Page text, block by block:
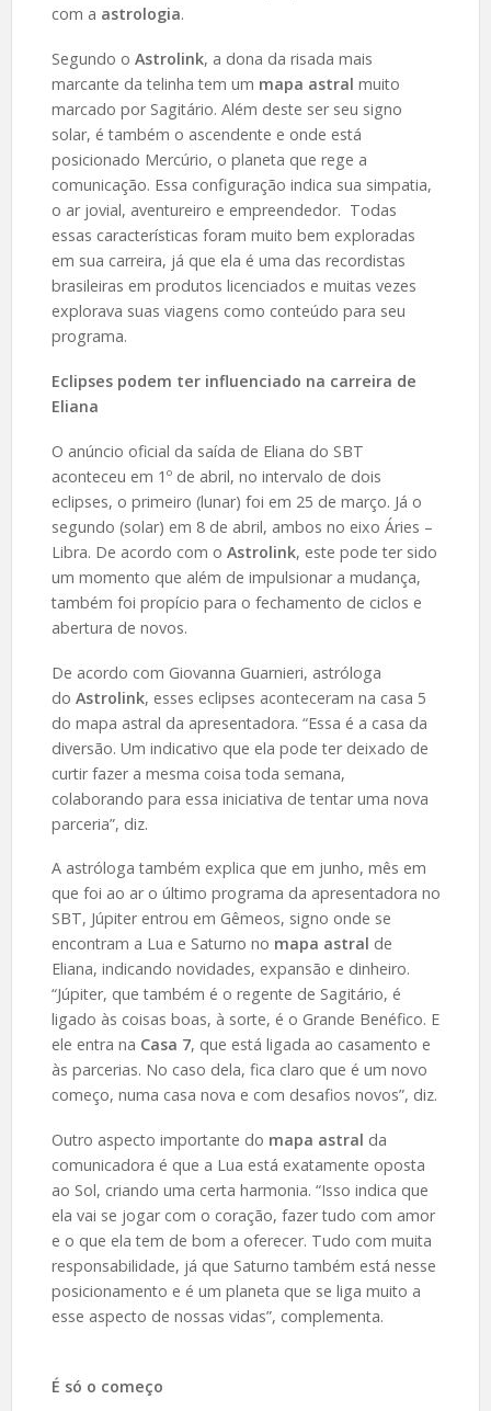
com a astrologia.
Segundo o Astrolink, a dona da risada mais
marcante da telinha tem um mapa astral muito
marcado por Sagitário. Além deste ser seu signo
solar, é também o ascendente e onde está
posicionado Mercúrio, o planeta que rege a
comunicação. Essa configuração indica sua simpatia,
o ar jovial, aventureiro e empreendedor. Todas
essas características foram muito bem exploradas
em sua carreira, já que ela é uma das recordistas
brasileiras em produtos licenciados e muitas vezes
explorava suas viagens como conteúdo para seu
programa.
Eclipses podem ter influenciado na carreira de
Eliana
O anúncio oficial da saída de Eliana do SBT
aconteceu em 1º de abril, no intervalo de dois
eclipses, o primeiro (lunar) foi em 25 de março. Já o
segundo (solar) em 8 de abril, ambos no eixo Áries –
Libra. De acordo com o Astrolink, este pode ter sido
um momento que além de impulsionar a mudança,
também foi propício para o fechamento de ciclos e
abertura de novos.
De acordo com Giovanna Guarnieri, astróloga
do Astrolink, esses eclipses aconteceram na casa 5
do mapa astral da apresentadora. “Essa é a casa da
diversão. Um indicativo que ela pode ter deixado de
curtir fazer a mesma coisa toda semana,
colaborando para essa iniciativa de tentar uma nova
parceria”, diz.
A astróloga também explica que em junho, mês em
que foi ao ar o último programa da apresentadora no
SBT, Júpiter entrou em Gêmeos, signo onde se
encontram a Lua e Saturno no mapa astral de
Eliana, indicando novidades, expansão e dinheiro.
“Júpiter, que também é o regente de Sagitário, é
ligado às coisas boas, à sorte, é o Grande Benéfico. E
ele entra na Casa 7, que está ligada ao casamento e
às parcerias. No caso dela, fica claro que é um novo
começo, numa casa nova e com desafios novos”, diz.
Outro aspecto importante do mapa astral da
comunicadora é que a Lua está exatamente oposta
ao Sol, criando uma certa harmonia. “Isso indica que
ela vai se jogar com o coração, fazer tudo com amor
e o que ela tem de bom a oferecer. Tudo com muita
responsabilidade, já que Saturno também está nesse
posicionamento e é um planeta que se liga muito a
esse aspecto de nossas vidas”, complementa.
É só o começo